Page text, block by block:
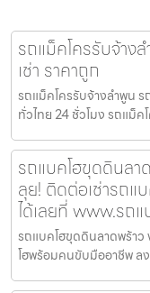
รถแม็คโครรับจ้าง
เช่า ราคาถูก
รถแม็คโครรับจ้างลำพูน ร
ทั่วไทย 24 ชั่วโมง รถแม็ค
รถแบคโฮขุดดินลา
ลุย! ติดต่อเช่ารถแ
ได้เลยที่ www.รถ
รถแบคโฮขุดดินลาดพร้าว
โฮพร้อมคนขับมืออาชีพ ล